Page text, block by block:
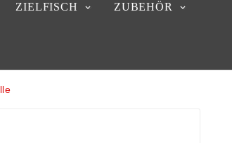
ZIELFISCH ZUBEHÖR